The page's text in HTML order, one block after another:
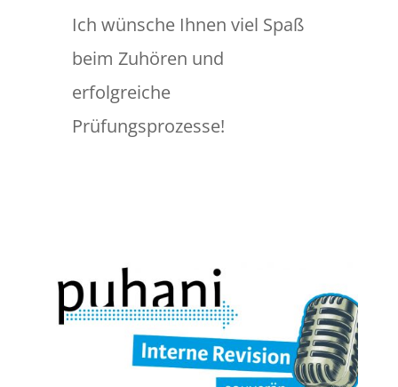
Ich wünsche Ihnen viel Spaß
beim Zuhören und
erfolgreiche
Prüfungsprozesse!